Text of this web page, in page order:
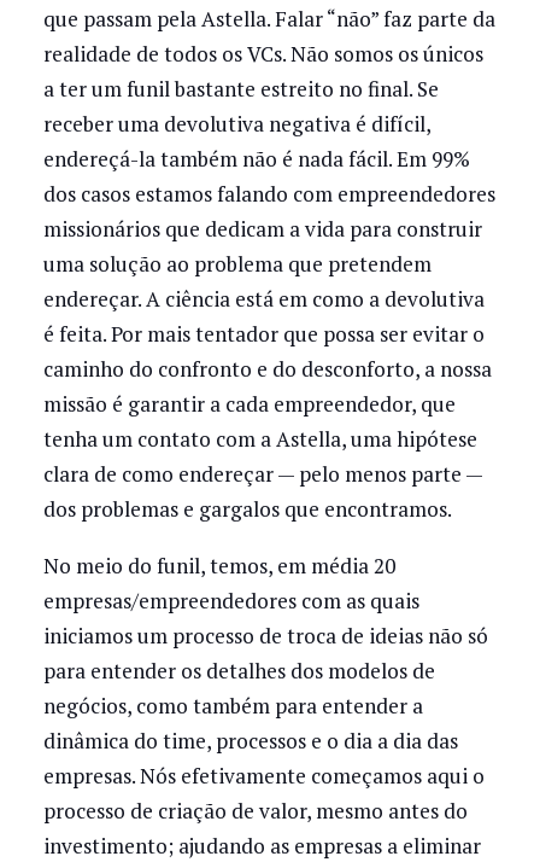
que passam pela Astella. Falar “não” faz parte da
realidade de todos os VCs. Não somos os únicos
a ter um funil bastante estreito no final. Se
receber uma devolutiva negativa é difícil,
endereçá-la também não é nada fácil. Em 99%
dos casos estamos falando com empreendedores
missionários que dedicam a vida para construir
uma solução ao problema que pretendem
endereçar. A ciência está em como a devolutiva
é feita. Por mais tentador que possa ser evitar o
caminho do confronto e do desconforto, a nossa
missão é garantir a cada empreendedor, que
tenha um contato com a Astella, uma hipótese
clara de como endereçar — pelo menos parte —
dos problemas e gargalos que encontramos.
No meio do funil, temos, em média 20
empresas/empreendedores com as quais
iniciamos um processo de troca de ideias não só
para entender os detalhes dos modelos de
negócios, como também para entender a
dinâmica do time, processos e o dia a dia das
empresas. Nós efetivamente começamos aqui o
processo de criação de valor, mesmo antes do
investimento; ajudando as empresas a eliminar